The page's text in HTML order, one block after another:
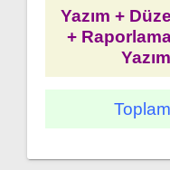
Yazım +
+